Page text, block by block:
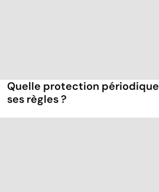
Quelle protection
ses règles ?